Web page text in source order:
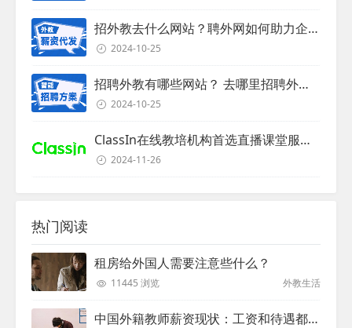
招外教去什么网站？聘外网如何助力企业外教招聘
2024-10-25
招聘外教有哪些网站？ 去哪里招聘外教？
2024-10-25
ClassIn在线教培机构首选直播课堂服务商
2024-11-26
热门阅读
租房给外国人需要注意些什么？
11445 浏览 外教生活
中国外籍教师薪资现状：工资和待遇都非常高